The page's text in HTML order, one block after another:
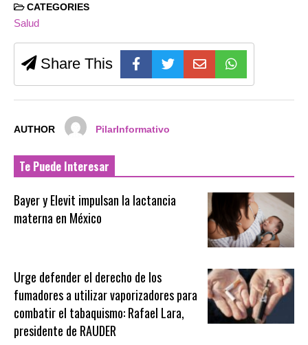
CATEGORIES
Salud
Share This
AUTHOR PilarInformativo
Te Puede Interesar
Bayer y Elevit impulsan la lactancia
materna en México
Urge defender el derecho de los
fumadores a utilizar vaporizadores para
combatir el tabaquismo: Rafael Lara,
presidente de RAUDER